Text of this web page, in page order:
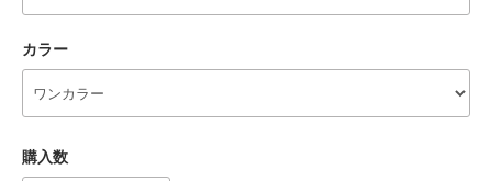
カラー
購入数